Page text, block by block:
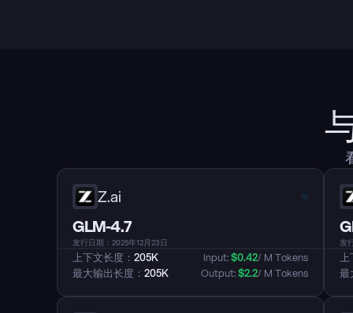
Z.ai
GLM-4.7
发行日期：2025年12月23日
上下文长度： 205K
最大输出长度： 205K
Input: $0.42/ M Tokens
Output: $2.2/ M Tokens
发
上
最